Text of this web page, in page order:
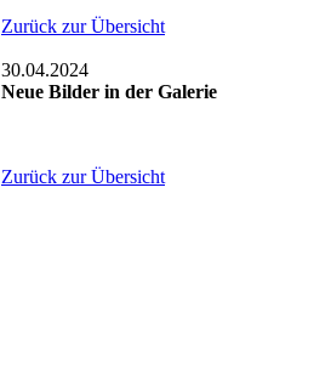
Zurück zur Übersicht
30.04.2024
Neue Bilder in der Galerie
Zurück zur Übersicht